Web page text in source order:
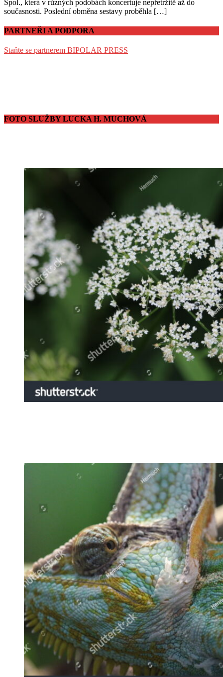
Spol., která v různých podobách koncertuje nepřetržitě až do
současnosti. Poslední obměna sestavy proběhla […]
PARTNEŘI A PODPORA
Staňte se partnerem BIPOLAR PRESS
FOTO SLUŽBY LUCKA H. MUCHOVÁ